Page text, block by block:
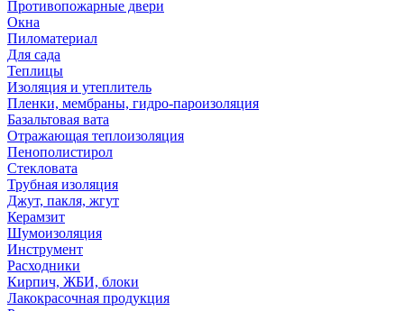
Противопожарные двери
Окна
Пиломатериал
Для сада
Теплицы
Изоляция и утеплитель
Пленки, мембраны, гидро-пароизоляция
Базальтовая вата
Отражающая теплоизоляция
Пенополистирол
Стекловата
Трубная изоляция
Джут, пакля, жгут
Керамзит
Шумоизоляция
Инструмент
Расходники
Кирпич, ЖБИ, блоки
Лакокрасочная продукция